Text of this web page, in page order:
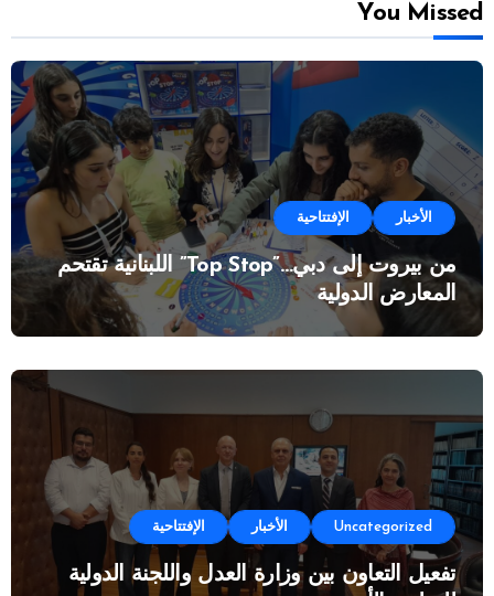
You Missed
الأخبار الإفتتاحية
من بيروت إلى دبي…”Top Stop” اللبنانية تقتحم
المعارض الدولية
Uncategorized الأخبار الإفتتاحية
تفعيل التعاون بين وزارة العدل واللجنة الدولية